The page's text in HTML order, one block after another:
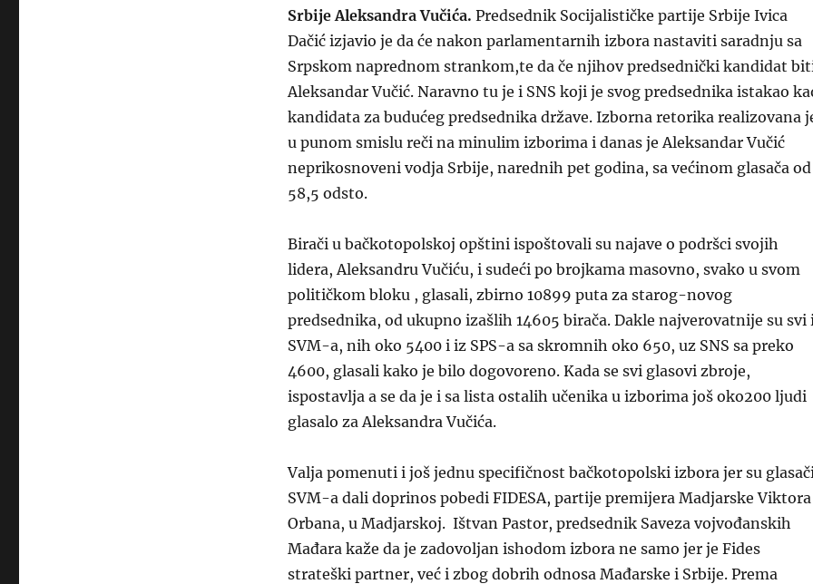
Srbije Aleksandra Vučića. Predsednik Socijalističke partije Srbije Ivica
Dačić izjavio je da će nakon parlamentarnih izbora nastaviti saradnju sa
Srpskom naprednom strankom,te da če njihov predsednički kandidat
Aleksandar Vučić. Naravno tu je i SNS koji je svog predsednika istakao
kandidata za budućeg predsednika države. Izborna retorika realizovana
u punom smislu reči na minulim izborima i danas je Aleksandar Vučić
neprikosnoveni vodja Srbije, narednih pet godina, sa većinom glasača od
58,5 odsto.
Birači u bačkotopolskoj opštini ispoštovali su najave o podršci svojih
lidera, Aleksandru Vučiću, i sudeći po brojkama masovno, svako u svom
političkom bloku , glasali, zbirno 10899 puta za starog-novog
predsednika, od ukupno izašlih 14605 birača. Dakle najverovatnije su svi
SVM-a, nih oko 5400 i iz SPS-a sa skromnih oko 650, uz SNS sa preko
4600, glasali kako je bilo dogovoreno. Kada se svi glasovi zbroje,
ispostavlja a se da je i sa lista ostalih učenika u izborima još oko200 ljudi
glasalo za Aleksandra Vučića.
Valja pomenuti i još jednu specifičnost bačkotopolski izbora jer su glasači
SVM-a dali doprinos pobedi FIDESA, partije premijera Madjarske Viktora
Orbana, u Madjarskoj. Ištvan Pastor, predsednik Saveza vojvođanskih
Mađara kaže da je zadovoljan ishodom izbora ne samo jer je Fides
strateški partner, već i zbog dobrih odnosa Mađarske i Srbije. Prema